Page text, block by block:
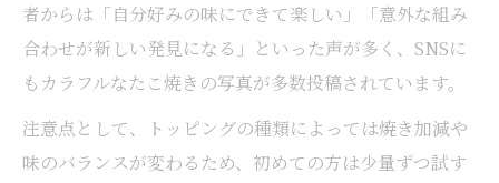
者からは「自分好みの味にできて楽しい」「意外な組み
合わせが新しい発見になる」といった声が多く、SNSに
もカラフルなたこ焼きの写真が多数投稿されています。
注意点として、トッピングの種類によっては焼き加減や
味のバランスが変わるため、初めての方は少量ずつ試す